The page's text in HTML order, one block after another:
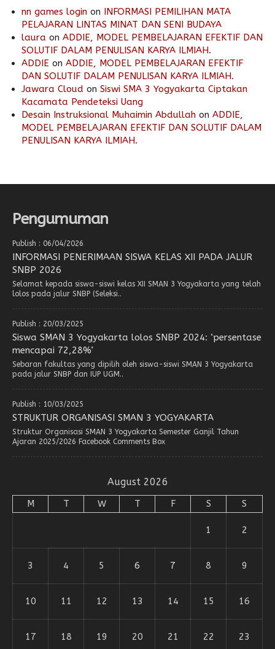
nn games login on INFORMASI PEMILIHAN MATA
PELAJARAN LINTAS MINAT DAN SENI BUDAYA
laura on ADDIE, MODEL PEMBELAJARAN EFEKTIF DAN
SOLUTIF DALAM PENULISAN KARYA ILMIAH.
ADDIE on ADDIE, MODEL PEMBELAJARAN EFEKTIF
DAN SOLUTIF DALAM PENULISAN KARYA ILMIAH.
Jawara Cloud on Siswi SMA 3 Yogyakarta Ciptakan
Kacamata Pendeteksi Uang
Desain Instruksional Muhaimin Abdullah on ADDIE,
MODEL PEMBELAJARAN EFEKTIF DAN SOLUTIF DALAM
PENULISAN KARYA ILMIAH.
Pengumuman
Publish : 06/04/2026
INFORMASI PENERIMAAN SISWA KELAS XII PADA JALUR
SNBP 2026
Selamat kepada siswa-siswi kelas XII SMAN 3 Yogyakarta yang telah
lolos pada jalur SNBP (Seleksi..
Publish : 20/03/2025
Siswa SMAN 3 Yogyakarta lolos SNBP 2024: ‘persentase
mencapai 72,28%’
Sebaran fakultas yang dipilih oleh siswa-siswi SMAN 3 Yogyakarta
pada jalur SNBP dan IUP UGM..
Publish : 10/03/2025
STRUKTUR ORGANISASI SMAN 3 YOGYAKARTA
Struktur Organisasi SMAN 3 Yogyakarta Semester Ganjil Tahun
Ajaran 2025/2026 Facebook Comments Box
August 2026
M T W T F S S
1 2
3 4 5 6 7 8 9
10 11 12 13 14 15 16
17 18 19 20 21 22 23